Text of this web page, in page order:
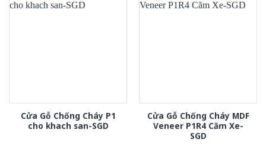
Cửa Gỗ Chống Cháy P1
cho khach san-SGD
Cửa Gỗ Chống Cháy MDF
Veneer P1R4 Căm Xe-
SGD